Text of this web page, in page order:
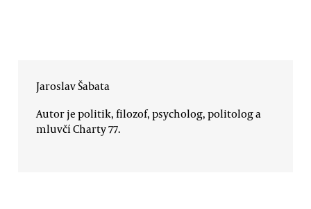
Jaroslav Šabata
Autor je politik, filozof, psycholog, politolog a
mluvčí Charty 77.